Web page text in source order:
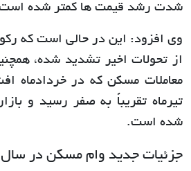
شدت رشد قیمت ها کمتر شده
وی افزود: این در حالی است که
از تحولات اخیر تشدید شده،
معاملات مسکن که در خردادماه
تیرماه تقریباً به صفر رسید و
شده است.
جزئیات جدید وام مسکن در سال 1404